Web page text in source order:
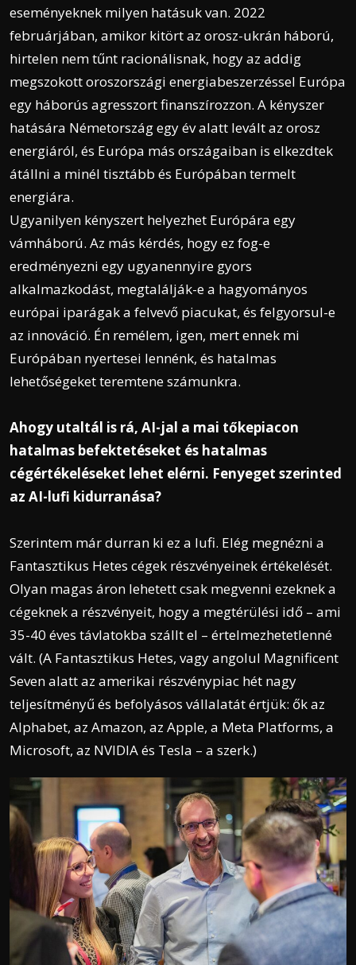
eseményeknek milyen hatásuk van. 2022
februárjában, amikor kitört az orosz-ukrán háború,
hirtelen nem tűnt racionálisnak, hogy az addig
megszokott oroszországi energiabeszerzéssel Európa
egy háborús agresszort finanszírozzon. A kényszer
hatására Németország egy év alatt levált az orosz
energiáról, és Európa más országaiban is elkezdtek
átállni a minél tisztább és Európában termelt
energiára.
Ugyanilyen kényszert helyezhet Európára egy
vámháború. Az más kérdés, hogy ez fog-e
eredményezni egy ugyanennyire gyors
alkalmazkodást, megtalálják-e a hagyományos
európai iparágak a felvevő piacukat, és felgyorsul-e
az innováció. Én remélem, igen, mert ennek mi
Európában nyertesei lennénk, és hatalmas
lehetőségeket teremtene számunkra.
Ahogy utaltál is rá, AI-jal a mai tőkepiacon
hatalmas befektetéseket és hatalmas
cégértékeléseket lehet elérni. Fenyeget szerinted
az AI-lufi kidurranása?
Szerintem már durran ki ez a lufi. Elég megnézni a
Fantasztikus Hetes cégek részvényeinek értékelését.
Olyan magas áron lehetett csak megvenni ezeknek a
cégeknek a részvényeit, hogy a megtérülési idő – ami
35-40 éves távlatokba szállt el – értelmezhetetlenné
vált. (A Fantasztikus Hetes, vagy angolul Magnificent
Seven alatt az amerikai részvénypiac hét nagy
teljesítményű és befolyásos vállalatát értjük: ők az
Alphabet, az Amazon, az Apple, a Meta Platforms, a
Microsoft, az NVIDIA és Tesla – a szerk.)